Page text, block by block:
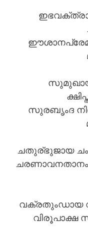
സുരബൃംദ
ചതുര്ഭുജായ
വക്രതുംഡായ
വിരൂപാക്ഷ